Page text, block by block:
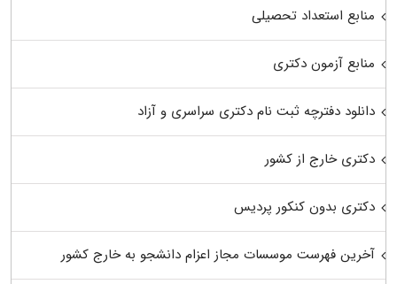
منابع استعداد تحصیلی
منابع آزمون دکتری
دانلود دفترچه ثبت نام دکتری سراسری و آزاد
دکتری خارج از کشور
دکتری بدون کنکور پردیس
آخرین فهرست موسسات مجاز اعزام دانشجو به خارج کشور